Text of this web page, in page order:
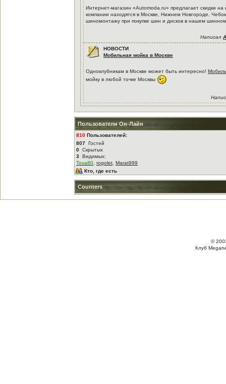
Интернет-магазин «Automoda.ru» предлагает скидки
компании находятся в Москве, Нижнем Новгороде,
шиномонтажу при покупке шин и дисков в нашем
Написал
НОВОСТИ
Мобильная мойка в Москве
Одноклубникам в Москве может быть интересно!
мойку в любой точке Москвы
Пользователи Он-Лайн
810 Пользователей:
807 Гостей
0 Скрытых
3 Видимых:
Toxa80 rogolet Marat999
Кто, где есть
Counters
©
Клуб